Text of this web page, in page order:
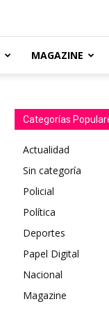
MAGAZINE
Categorías
Actualidad
Sin categoría
Policial
Política
Deportes
Papel Digital
Nacional
Magazine